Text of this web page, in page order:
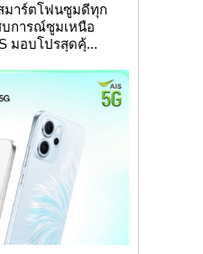
มาร์ตโฟนซูมดีทุก
บการณ์ซูมเหนือ
มอบโปรสุดคุ้...